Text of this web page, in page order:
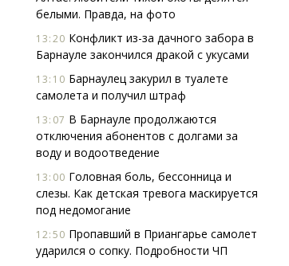
белыми. Правда, на фото
13:20 Конфликт из-за дачного забора в
Барнауле закончился дракой с укусами
13:10 Барнаулец закурил в туалете
самолета и получил штраф
13:07 В Барнауле продолжаются
отключения абонентов с долгами за
воду и водоотведение
13:00 Головная боль, бессонница и
слезы. Как детская тревога маскируется
под недомогание
12:50 Пропавший в Приангарье самолет
ударился о сопку. Подробности ЧП